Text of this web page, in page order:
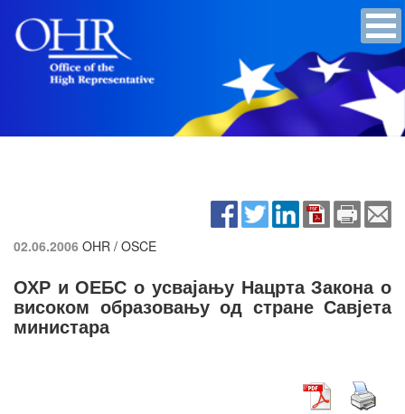
02.06.2006 OHR / OSCE
ОХР и ОЕБС о усвајању Нацрта Закона о
високом образовању од стране Савјета
министара